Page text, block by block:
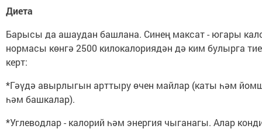
Диета
Барысы да ашаудан башлана. Синең максат - югары
нормасы көнгә 2500 килокалориядән дә ким булырга
керт:
*Гәүдә авырлыгын арттыру өчен майлар (каты һәм
һәм башкалар).
*Углеводлар - калорий һәм энергия чыганагы. Алар